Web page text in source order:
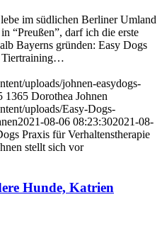
im südlichen Berliner Umland
“Preußen”, darf ich die erste
Bayerns gründen: Easy Dogs
Tiertraining…
uploads/johnen-easydogs-
1365 Dorothea Johnen
uploads/Easy-Dogs-
2021-08-06 08:23:302021-08-
Praxis für Verhaltenstherapie
stellt sich vor
Hunde, Katrien